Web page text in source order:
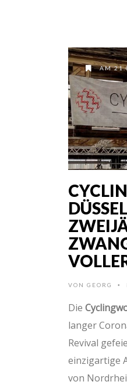
AM
VON GEORG •
Die
langer
Revival
einzigartige
von